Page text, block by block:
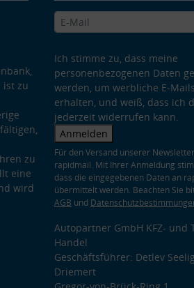
ist zu
zu
eine
wird
Ich stimme zu, dass meine
personenbezogenen Daten
werden, um werbliche E-
erhalten, und weiß, dass ich
jederzeit widerrufen kann.
Anmelden
Für den Versand unserer
rapidmail. Mit Ihrer Anmeldung
dass die eingegebenen Daten an
übermittelt werden. Beachten Sie
AGB und
Autopartner GmbH KFZ- und
Handel
Geschäftsführer: Detlev
Driemert